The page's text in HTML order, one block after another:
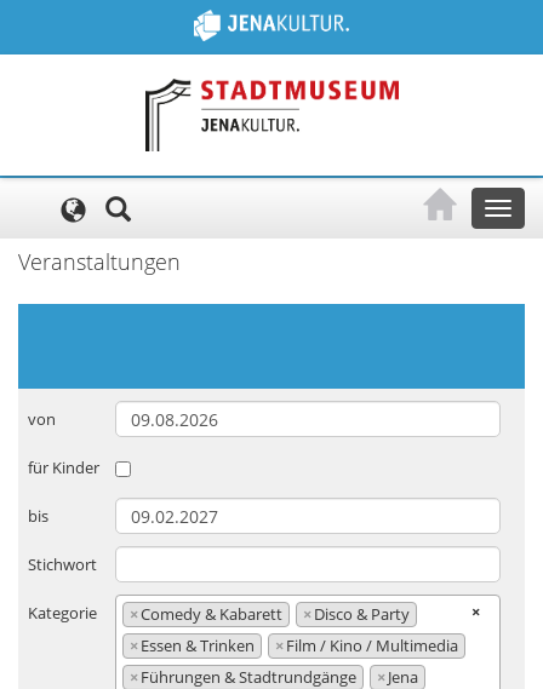
Toggle
Veranstaltungen
von
für Kinder
bis
Stichwort
Kategorie ×
×Comedy & Kabarett ×Disco & Party
×Essen & Trinken ×Film / Kino / Multimedia
×Führungen & Stadtrundgänge ×Jena